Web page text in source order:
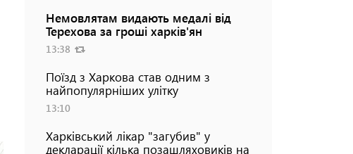
Немовлятам видають медалі від
Терехова за гроші харків'ян
13:38
Поїзд з Харкова став одним з
найпопулярніших улітку
13:10
Харківський лікар "загубив" у
декларації кілька позашляховиків на